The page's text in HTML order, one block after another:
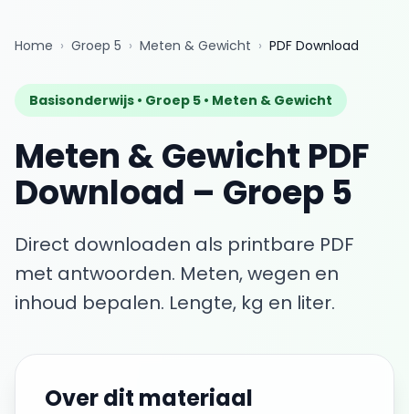
Home › Groep 5 › Meten & Gewicht › PDF Download
Basisonderwijs • Groep 5 • Meten & Gewicht
Meten & Gewicht PDF
Download – Groep 5
Direct downloaden als printbare PDF
met antwoorden. Meten, wegen en
inhoud bepalen. Lengte, kg en liter.
Over dit materiaal